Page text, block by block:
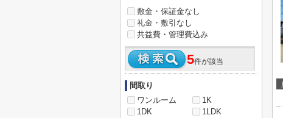
敷金・保証金なし
礼金・敷引なし
共益費・管理費込み
5件が該当
間取り
ワンルーム
1K
1DK
1LDK